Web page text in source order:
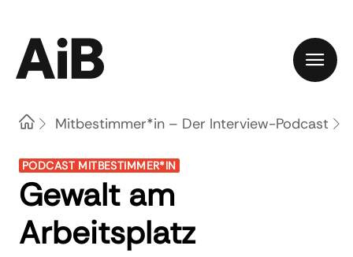
HomeMitbestimmer*in – Der Interview-Podcast
PODCAST MITBESTIMMER*IN
Gewalt am
Arbeitsplatz